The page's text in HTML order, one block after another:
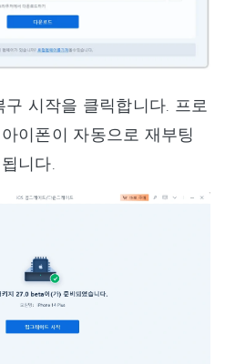
구 시작을 클릭합니다. 프로
이폰이 자동으로 재부팅
니다.